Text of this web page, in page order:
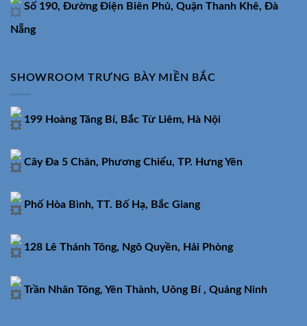
Số 190, Đường Điện Biên Phủ, Quận Thanh Khê, Đà
Nẵng
SHOWROOM TRƯNG BÀY MIỀN BẮC
199 Hoàng Tăng Bí, Bắc Từ Liêm, Hà Nội
Cây Đa 5 Chân, Phương Chiểu, TP. Hưng Yên
Phố Hòa Bình, TT. Bố Hạ, Bắc Giang
128 Lê Thánh Tông, Ngô Quyền, Hải Phòng
Trần Nhân Tông, Yên Thành, Uông Bí , Quảng Ninh